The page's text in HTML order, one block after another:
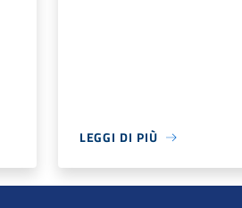
LEGGI DI PIÙ